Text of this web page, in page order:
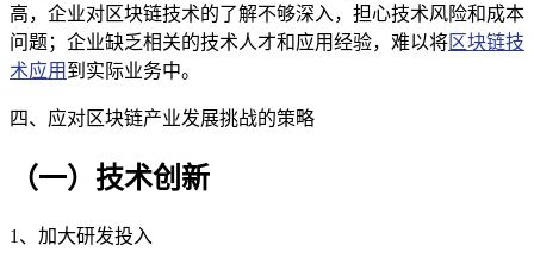
高，企业对区块链技术的了解不够深入，担心技术风险和成本
问题；企业缺乏相关的技术人才和应用经验，难以将区块链技
术应用 到实际业务中。
四、应对区块链产业发展挑战的策略
（一）技术创新
1、加大研发投入